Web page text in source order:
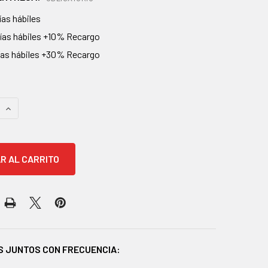
hábiles
hábiles +10% Recargo
hábiles +30% Recargo
AUMENTAR CANTIDAD:
JUNTOS CON FRECUENCIA: